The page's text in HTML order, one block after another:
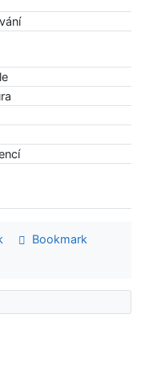
Bookmark